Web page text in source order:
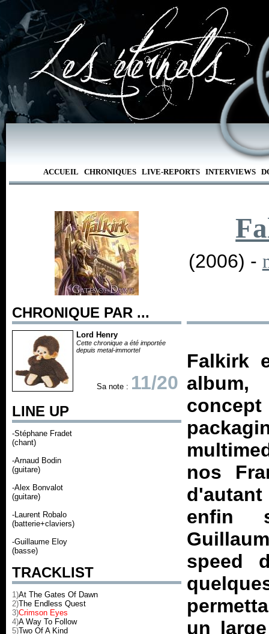
ACCUEIL CHRONIQUES LIVE-REPORTS INTERVIEWS
CHRONIQUE PAR ...
Lord Henry
Cette chronique a été importée
depuis metal-immortel
Sa note : 11/20
LINE UP
-Stéphane Fradet
(chant)
-Arnaud Bodin
(guitare)
-Alex Bonvalot
(guitare)
-Laurent Robalo
(batterie+claviers)
-Guillaume Eloy
(basse)
TRACKLIST
1)At The Gates Of Dawn
2)The Endless Quest
3)Crimson Eyes
4)A Way To Follow
5)Two Of A Kind
(2006) -
Falkirk
nos
enfin
speed
un